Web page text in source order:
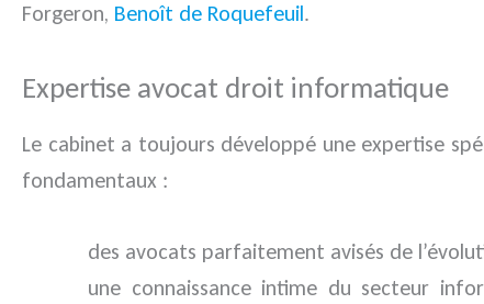
Forgeron, Benoît de Roquefeuil.
Expertise avocat droit informatique
Le cabinet a toujours développé une expertise
fondamentaux :
des avocats parfaitement avisés de
une connaissance intime du secteur